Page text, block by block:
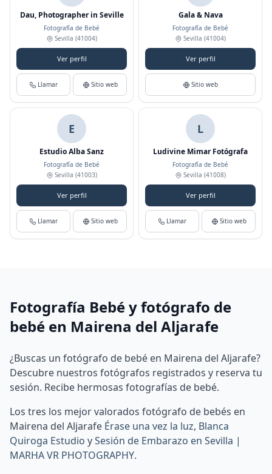
Dau, Photographer in Seville
Fotografía de Bebé
Sevilla (41004)
Ver perfil
Llamar Sitio web
Gala & Nava
Fotografía de Bebé
Sevilla (41004)
Ver perfil
Sitio web
E
Estudio Alba Sanz
Fotografía de Bebé
Sevilla (41003)
Ver perfil
Llamar Sitio web
L
Ludivine Mimar Fotógrafa
Fotografía de Bebé
Sevilla (41008)
Ver perfil
Llamar Sitio web
Fotografía Bebé y fotógrafo de
bebé en Mairena del Aljarafe
¿Buscas un fotógrafo de bebé en Mairena del Aljarafe?
Descubre nuestros fotógrafos registrados y reserva tu
sesión. Recibe hermosas fotografías de bebé.
Los tres los mejor valorados fotógrafo de bebés en
Mairena del Aljarafe Érase una vez la luz, Blanca
Quiroga Estudio ySesión de Embarazo en Sevilla |
MARHA VR PHOTOGRAPHY.